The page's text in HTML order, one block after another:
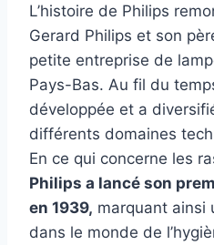
L’histoire de Philips
Gerard Philips et son
petite entreprise de
Pays-Bas. Au fil du
développée et a
différents domaines
En ce qui concerne les
Philips a lancé son
en 1939, marquant ainsi
dans le monde de